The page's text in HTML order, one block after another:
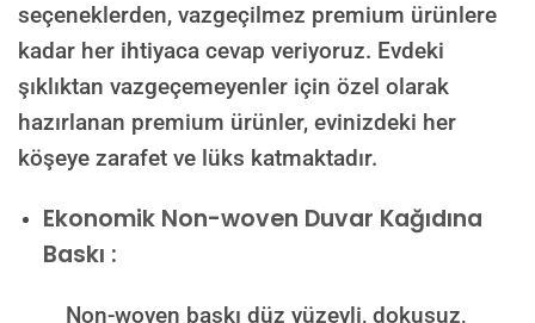
seçeneklerden, vazgeçilmez premium ürünlere
kadar her ihtiyaca cevap veriyoruz. Evdeki
şıklıktan vazgeçemeyenler için özel olarak
hazırlanan premium ürünler, evinizdeki her
köşeye zarafet ve lüks katmaktadır.
Ekonomik Non-woven Duvar Kağıdına
Baskı :
Non-woven baskı düz yüzeyli, dokusuz,